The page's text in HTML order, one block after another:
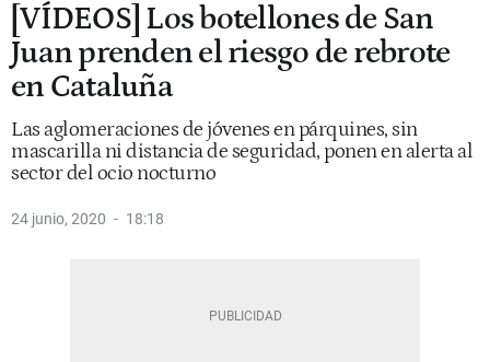
[VÍDEOS] Los botellones de San
Juan prenden el riesgo de rebrote
en Cataluña
Las aglomeraciones de jóvenes en párquines, sin
mascarilla ni distancia de seguridad, ponen en alerta al
sector del ocio nocturno
24 junio, 2020 18:18